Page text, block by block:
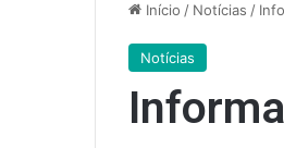
Início / Notícias /
Notícias